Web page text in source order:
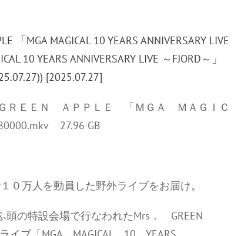
ＲＥＥＮ ＡＰＰＬＥ 「ＭＧＡ ＭＡＧＩＣ
27.96 GB
０万人を動員した野外ライブをお届け。
頭の特設会場で行なわれたMrs． GREEN